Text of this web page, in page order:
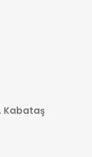
Kabataş